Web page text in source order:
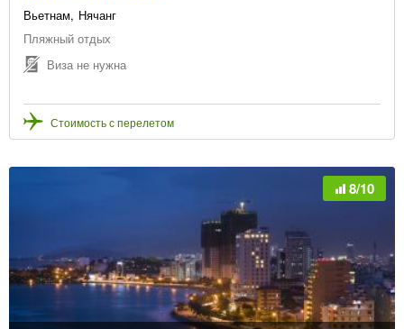
Вьетнам Нячанг
Пляжный отдых
Виза не нужна
Стоимость с перелетом
8/10